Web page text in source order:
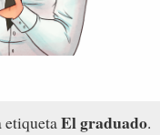
etiqueta El graduado.